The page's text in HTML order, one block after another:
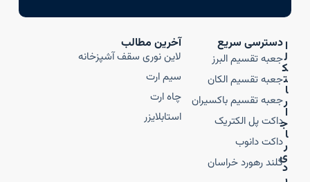
ا
ل
ک
ت
ا
ر
ا
ج
ا
ر
ی
د
دسترسی سریع
جعبه تقسیم البرز
جعبه تقسیم الکان
جعبه تقسیم باکسیران
داکت پل الکتریک
داکت دانوب
گلند رهورد خراسان
آخرین مطالب
لاین نوری سقف آشپزخانه
سیم ارت
چاه ارت
استابلایزر